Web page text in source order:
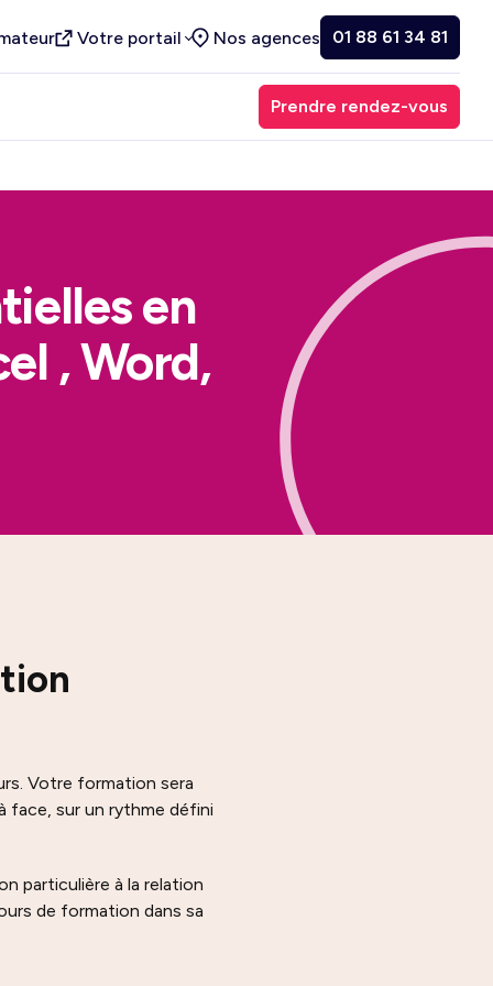
Votre portail Nos agences 01 88 61 34 81
Prendre rendez-vous
en
, Word,
Votre formation sera
face, sur un rythme défini
particulière à la relation
de formation dans sa